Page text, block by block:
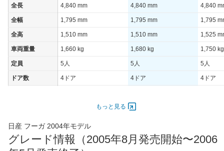
全長 4,840 mm 4,840 mm 4,840
全幅 1,795 mm 1,795 mm 1,795
全高 1,510 mm 1,510 mm 1,525
車両重量 1,660 kg 1,680 kg 1,750 kg
定員 5人 5人 5人
ドア数 4ドア 4ドア 4ドア
最高出力 150.00 [210]/ 6,000
最高トルク 265 [27]/ 4,400 363 [37]/ 4,800 363
もっと見る
日産 フーガ 2004年モデル
グレード情報（2005年8月発売開始〜2006